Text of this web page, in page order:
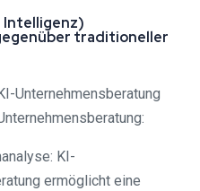
Intelligenz)
traditioneller
Unternehmensberatung
KI-
ermöglicht eine